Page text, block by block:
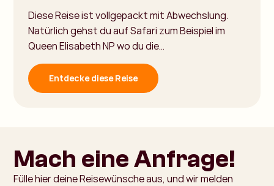
Diese Reise ist vollgepackt mit Abwechslung.
Natürlich gehst du auf Safari zum Beispiel im
Queen Elisabeth NP wo du die…
Entdecke diese Reise
Mach eine Anfrage!​
Fülle hier deine Reisewünsche aus, und wir melden